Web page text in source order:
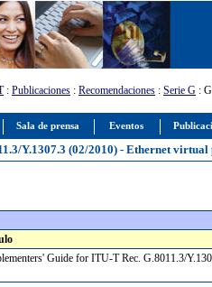
Sala de prensa Eventos
: Publicaciones : Recomendaciones : Serie G :
Y.1307.3 (02/2010) - Ethernet
Guide for ITU-T Rec. G.8011.3/